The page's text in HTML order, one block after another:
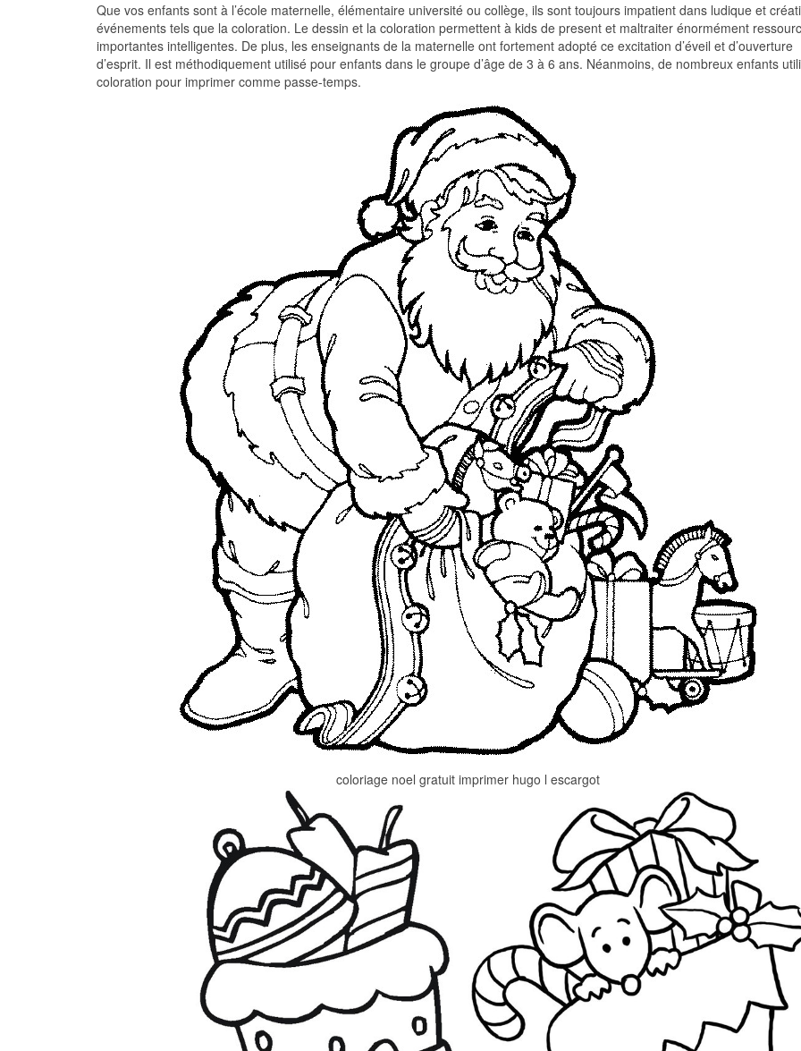
Que vos enfants sont à l’école maternelle, élémentaire université ou collège, ils sont toujours impatient dans ludique et
événements tels que la coloration. Le dessin et la coloration permettent à kids de present et maltraiter énormément
importantes intelligentes. De plus, les enseignants de la maternelle ont fortement adopté ce excitation d’éveil et d’ouverture
d’esprit. Il est méthodiquement utilisé pour enfants dans le groupe d’âge de 3 à 6 ans. Néanmoins, de nombreux enfants
coloration pour imprimer comme passe-temps.
coloriage noel gratuit imprimer hugo l escargot